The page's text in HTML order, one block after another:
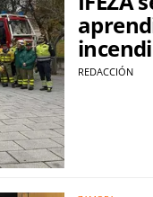
REDACCIÓN